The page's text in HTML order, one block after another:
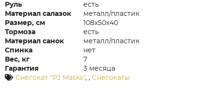
Руль
есть
Материал салазок
металл/пластик
Размер, см
108х50х40
Тормоза
есть
Материал санок
металл/пластик
Спинка
нет
Вес, кг
7
Гарантия
3 месяца
Снегокат "PJ Masks", , Снегокаты